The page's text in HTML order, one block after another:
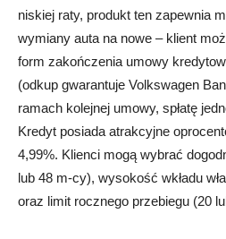
niskiej raty, produkt ten zapewnia
wymiany auta na nowe – klient
form zakończenia umowy
(odkup gwarantuje Volkswagen
ramach kolejnej umowy, spłatę
Kredyt posiada atrakcyjne
4,99%. Klienci mogą wybrać
lub 48 m-cy), wysokość wkładu
oraz limit rocznego przebiegu (20